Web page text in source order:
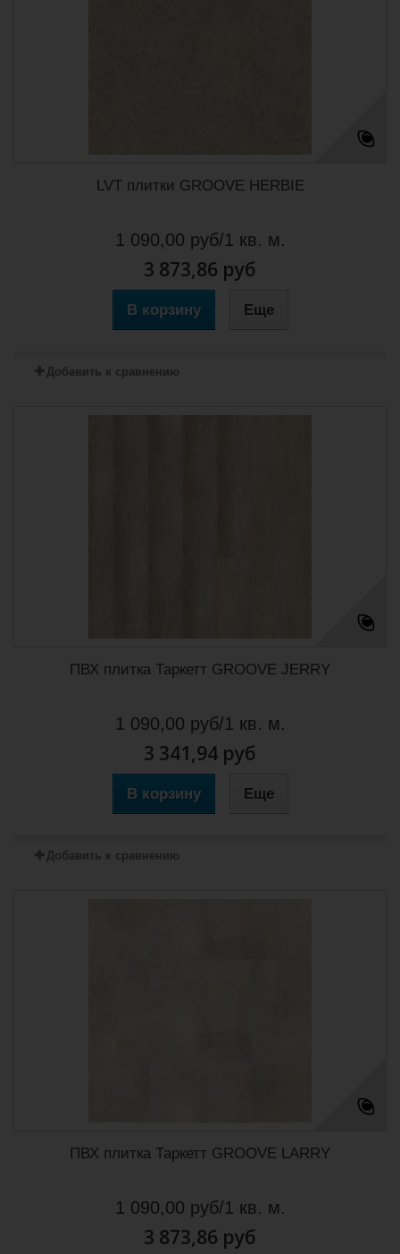
LVT плитки GROOVE HERBIE
1 090,00 руб/1 кв. м.
3 873,86 руб
В корзину Еще
Добавить к сравнению
ПВХ плитка Таркетт GROOVE JERRY
1 090,00 руб/1 кв. м.
3 341,94 руб
В корзину Еще
Добавить к сравнению
ПВХ плитка Таркетт GROOVE LARRY
1 090,00 руб/1 кв. м.
3 873,86 руб